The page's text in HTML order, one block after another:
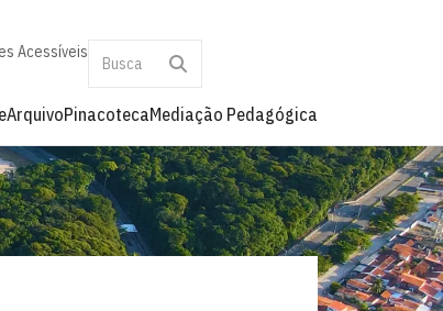
Acessíveis
ArquivoPinacotecaMediação Pedagógica